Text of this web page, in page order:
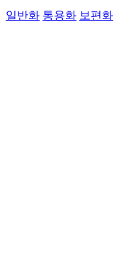
일반화 통용화 보편화